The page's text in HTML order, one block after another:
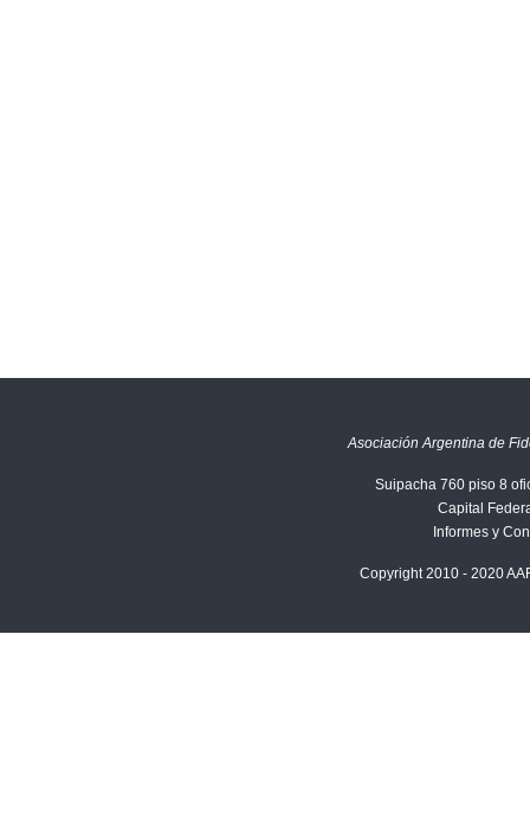
Asociación Argentina de
Suipacha 760 piso 8
Capital
Informes y
Copyright 2010 - 2020